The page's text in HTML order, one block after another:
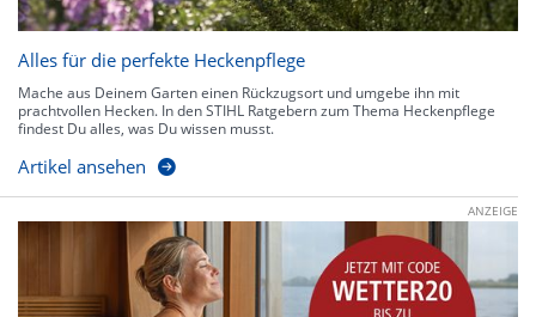
Alles für die perfekte Heckenpflege
Mache aus Deinem Garten einen Rückzugsort und umgebe ihn mit
prachtvollen Hecken. In den STIHL Ratgebern zum Thema Heckenpflege
findest Du alles, was Du wissen musst.
Artikel ansehen
ANZEIGE